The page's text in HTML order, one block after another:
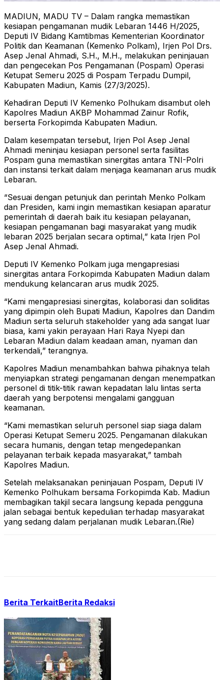
MADIUN, MADU TV – Dalam rangka memastikan
kesiapan pengamanan mudik Lebaran 1446 H/2025,
Deputi IV Bidang Kamtibmas Kementerian Koordinator
Politik dan Keamanan (Kemenko Polkam), Irjen Pol Drs.
Asep Jenal Ahmadi, S.H., M.H., melakukan peninjauan
dan pengecekan Pos Pengamanan (Pospam) Operasi
Ketupat Semeru 2025 di Pospam Terpadu Dumpil,
Kabupaten Madiun, Kamis (27/3/2025).
Kehadiran Deputi IV Kemenko Polhukam disambut oleh
Kapolres Madiun AKBP Mohammad Zainur Rofik,
berserta Forkopimda Kabupaten Madiun.
Dalam kesempatan tersebut, Irjen Pol Asep Jenal
Ahmadi meninjau kesiapan personel serta fasilitas
Pospam guna memastikan sinergitas antara TNI-Polri
dan instansi terkait dalam menjaga keamanan arus mudik
Lebaran.
“Sesuai dengan petunjuk dan perintah Menko Polkam
dan Presiden, kami ingin memastikan kesiapan aparatur
pemerintah di daerah baik itu kesiapan pelayanan,
kesiapan pengamanan bagi masyarakat yang mudik
lebaran 2025 berjalan secara optimal,” kata Irjen Pol
Asep Jenal Ahmadi.
Deputi IV Kemenko Polkam juga mengapresiasi
sinergitas antara Forkopimda Kabupaten Madiun dalam
mendukung kelancaran arus mudik 2025.
“Kami mengapresiasi sinergitas, kolaborasi dan soliditas
yang dipimpin oleh Bupati Madiun, Kapolres dan Dandim
Madiun serta seluruh stakeholder yang ada sangat luar
biasa, kami yakin perayaan Hari Raya Nyepi dan
Lebaran Madiun dalam keadaan aman, nyaman dan
terkendali,” terangnya.
Kapolres Madiun menambahkan bahwa pihaknya telah
menyiapkan strategi pengamanan dengan menempatkan
personel di titik-titik rawan kepadatan lalu lintas serta
daerah yang berpotensi mengalami gangguan
keamanan.
“Kami memastikan seluruh personel siap siaga dalam
Operasi Ketupat Semeru 2025. Pengamanan dilakukan
secara humanis, dengan tetap mengedepankan
pelayanan terbaik kepada masyarakat,” tambah
Kapolres Madiun.
Setelah melaksanakan peninjauan Pospam, Deputi IV
Kemenko Polhukam bersama Forkopimda Kab. Madiun
membagikan takjil secara langsung kepada pengguna
jalan sebagai bentuk kepedulian terhadap masyarakat
yang sedang dalam perjalanan mudik Lebaran.(Rie)
Berita TerkaitBerita Redaksi